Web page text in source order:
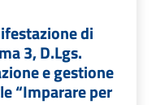
di
3, D.Lgs.
e gestione
“Imparare per